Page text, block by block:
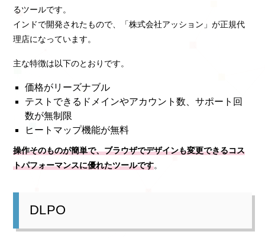
るツールです。
インドで開発されたもので、「株式会社アッション」が正規代
理店になっています。
主な特徴は以下のとおりです。
価格がリーズナブル
テストできるドメインやアカウント数、サポート回
数が無制限
ヒートマップ機能が無料
操作そのものが簡単で、ブラウザでデザインも変更できるコス
トパフォーマンスに優れたツールです。
DLPO